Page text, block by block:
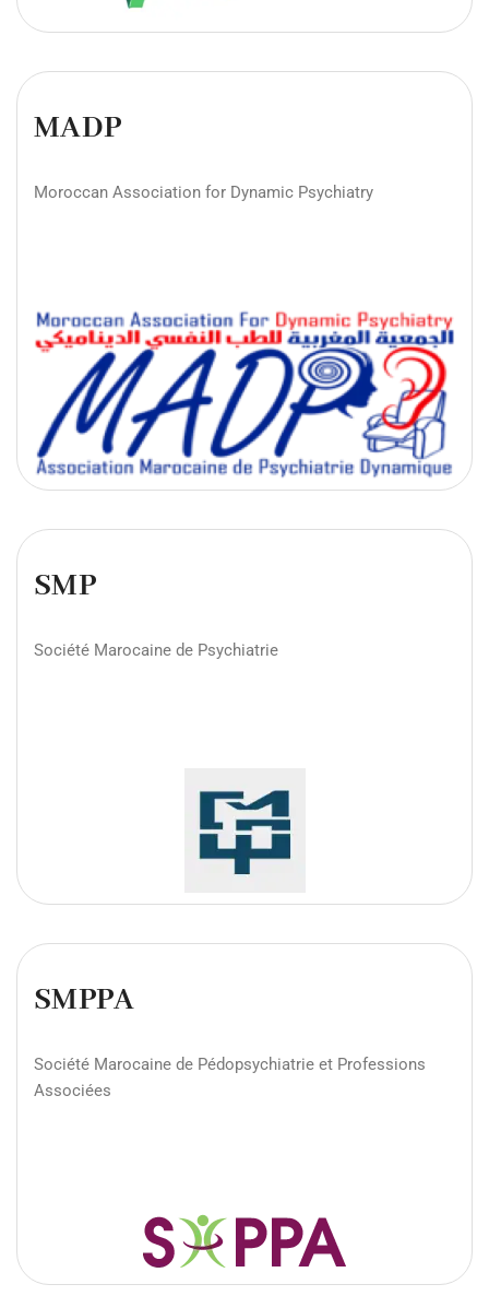
MADP
Moroccan Association for Dynamic Psychiatry
SMP
Société Marocaine de Psychiatrie
SMPPA
Société Marocaine de Pédopsychiatrie et Professions
Associées